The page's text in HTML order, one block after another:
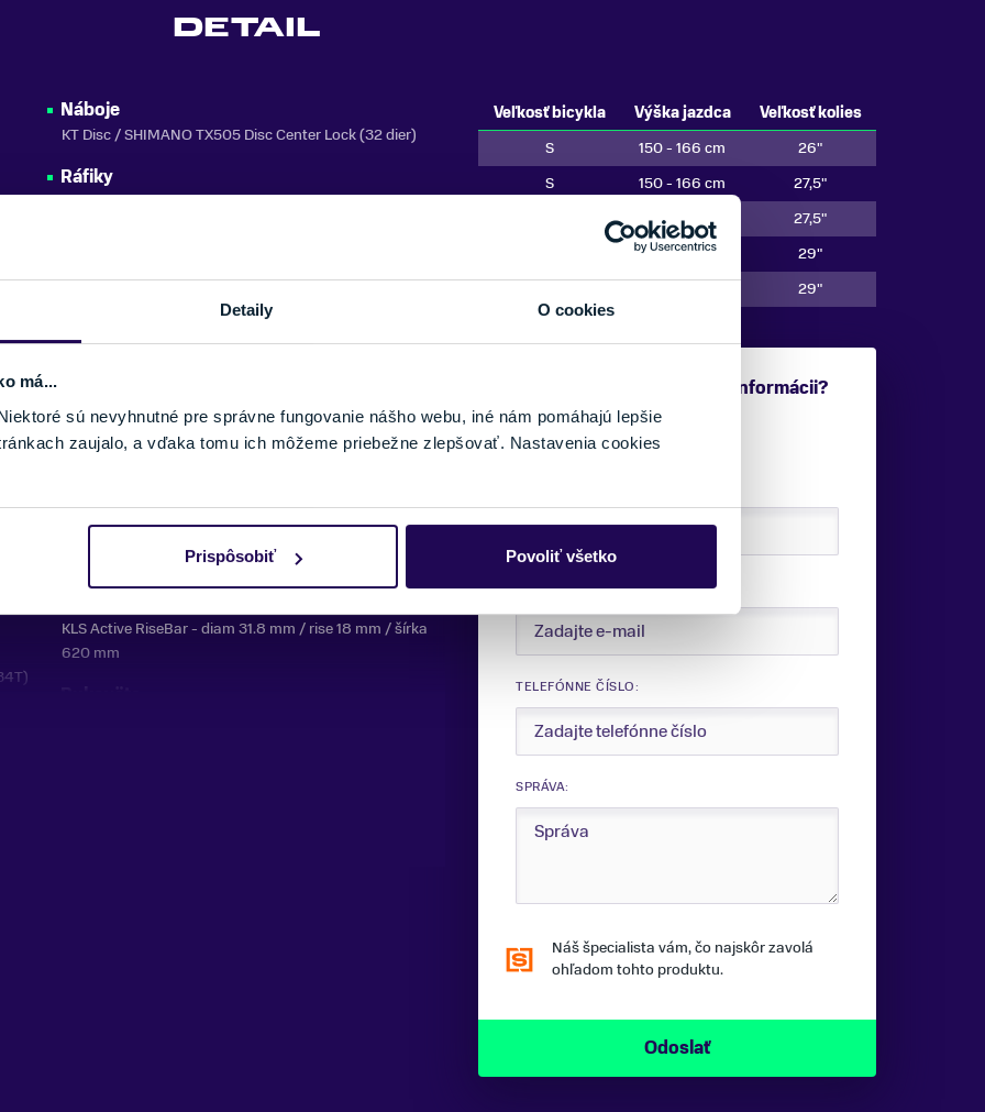
Detaily O cookies
má...
sú nevyhnutné pre správne fungovanie nášho webu, iné nám pomáhajú lepšie
zaujalo, a vďaka tomu ich môžeme priebežne zlepšovať. Nastavenia cookies
Prispôsobiť Povoliť všetko
DETAIL
mm
Náboje
KT Disc / SHIMANO TX505 Disc Center Lock (32 dier)
Ráfiky
KLS Draft Disc 584x21 (32 dier)
IMPAC Ridgepac 54-584 (27.5x2.10)
Stred.zloženie
Predstavec
KLS Active RiseBar - diam 31.8 mm / rise 18 mm / šírka
620 mm
Veľkosť bicykla Výška jazdca
Veľkosť kolies
S
150 - 166 cm
26"
S
150 - 166 cm
27,5"
162 - 177 cm
27,5"
162 - 177 cm
29"
29"
Potrebujete viac informácii?
Sme tu pre vás.
E-MAIL:
TELEFÓNNE ČÍSLO:
SPRÁVA:
Náš špecialista vám, čo najskôr zavolá
ohľadom tohto produktu.